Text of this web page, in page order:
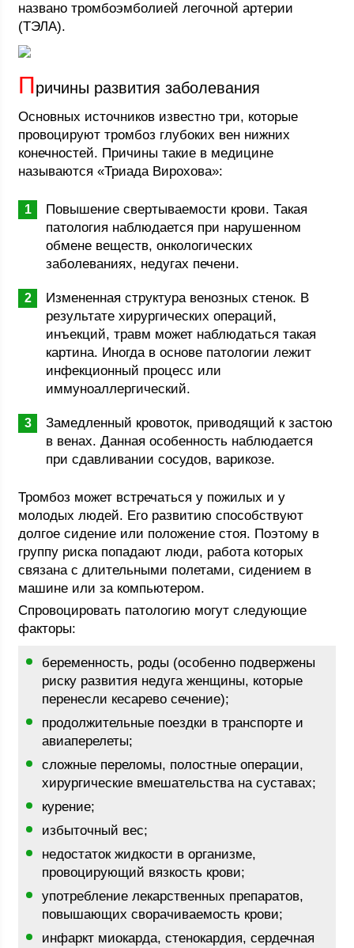
названо тромбоэмболией легочной артерии
(ТЭЛА).
Причины развития заболевания
Основных источников известно три, которые
провоцируют тромбоз глубоких вен нижних
конечностей. Причины такие в медицине
называются «Триада Вирохова»:
Повышение свертываемости крови. Такая
патология наблюдается при нарушенном
обмене веществ, онкологических
заболеваниях, недугах печени.
Измененная структура венозных стенок. В
результате хирургических операций,
инъекций, травм может наблюдаться такая
картина. Иногда в основе патологии лежит
инфекционный процесс или
иммуноаллергический.
Замедленный кровоток, приводящий к застою
в венах. Данная особенность наблюдается
при сдавливании сосудов, варикозе.
Тромбоз может встречаться у пожилых и у
молодых людей. Его развитию способствуют
долгое сидение или положение стоя. Поэтому в
группу риска попадают люди, работа которых
связана с длительными полетами, сидением в
машине или за компьютером.
Спровоцировать патологию могут следующие
факторы:
беременность, роды (особенно подвержены
риску развития недуга женщины, которые
перенесли кесарево сечение);
продолжительные поездки в транспорте и
авиаперелеты;
сложные переломы, полостные операции,
хирургические вмешательства на суставах;
курение;
избыточный вес;
недостаток жидкости в организме,
провоцирующий вязкость крови;
употребление лекарственных препаратов,
повышающих сворачиваемость крови;
инфаркт миокарда, стенокардия, сердечная